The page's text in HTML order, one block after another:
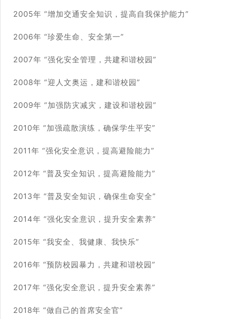
2005年 “增加交通安全知识，提高自我保护能力”
2006年 “珍爱生命、安全第一”
2007年 “强化安全管理，共建和谐校园”
2008年 “迎人文奥运，建和谐校园”
2009年 “加强防灾减灾，建设和谐校园”
2010年 “加强疏散演练，确保学生平安”
2011年 “强化安全意识，提高避险能力”
2012年 “普及安全知识，提高避险能力”
2013年 “普及安全知识，确保生命安全”
2014年 “强化安全意识，提升安全素养”
2015年 “我安全、我健康、我快乐”
2016年 “预防校园暴力，共建和谐校园”
2017年 “强化安全意识，提升安全素养”
2018年 “做自己的首席安全官”